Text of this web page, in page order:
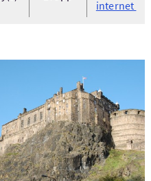
internet
Vieille Ville